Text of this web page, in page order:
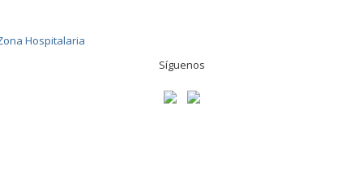
Síguenos